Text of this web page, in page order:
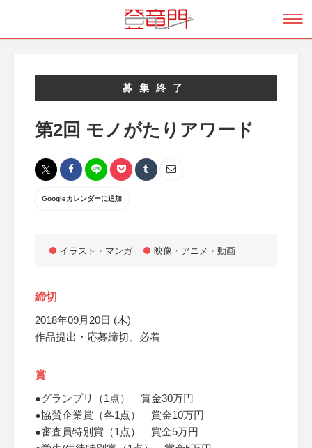
募集終了
第2回 モノがたりアワード
Googleカレンダーに追加
イラスト・マンガ 映像・アニメ・動画
締切
2018年09月20日 (木)
作品提出・応募締切、必着
賞
●グランプリ（1点） 賞金30万円
●協賛企業賞（各1点） 賞金10万円
●審査員特別賞（1点） 賞金5万円